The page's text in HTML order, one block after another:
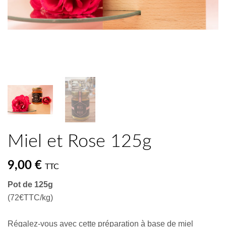
Miel et Rose 125g
9,00 € TTC
Pot de 125g
(72€TTC/kg)
Régalez-vous avec cette préparation à base de miel